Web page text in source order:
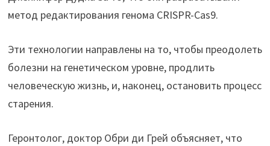
метод редактирования генома CRISPR-Cas9.
Эти технологии направлены на то, чтобы преодолеть
болезни на генетическом уровне, продлить
человеческую жизнь, и, наконец, остановить процесс
старения.
Геронтолог, доктор Обри ди Грей объясняет, что